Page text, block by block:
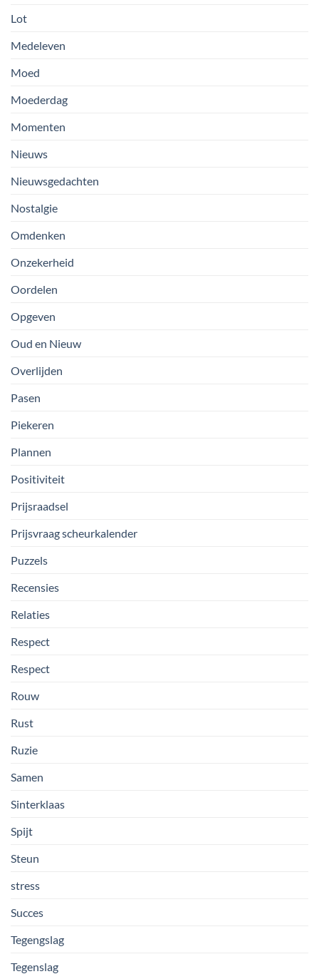
Lot
Medeleven
Moed
Moederdag
Momenten
Nieuws
Nieuwsgedachten
Nostalgie
Omdenken
Onzekerheid
Oordelen
Opgeven
Oud en Nieuw
Overlijden
Pasen
Piekeren
Plannen
Positiviteit
Prijsraadsel
Prijsvraag scheurkalender
Puzzels
Recensies
Relaties
Respect
Respect
Rouw
Rust
Ruzie
Samen
Sinterklaas
Spijt
Steun
stress
Succes
Tegengslag
Tegenslag